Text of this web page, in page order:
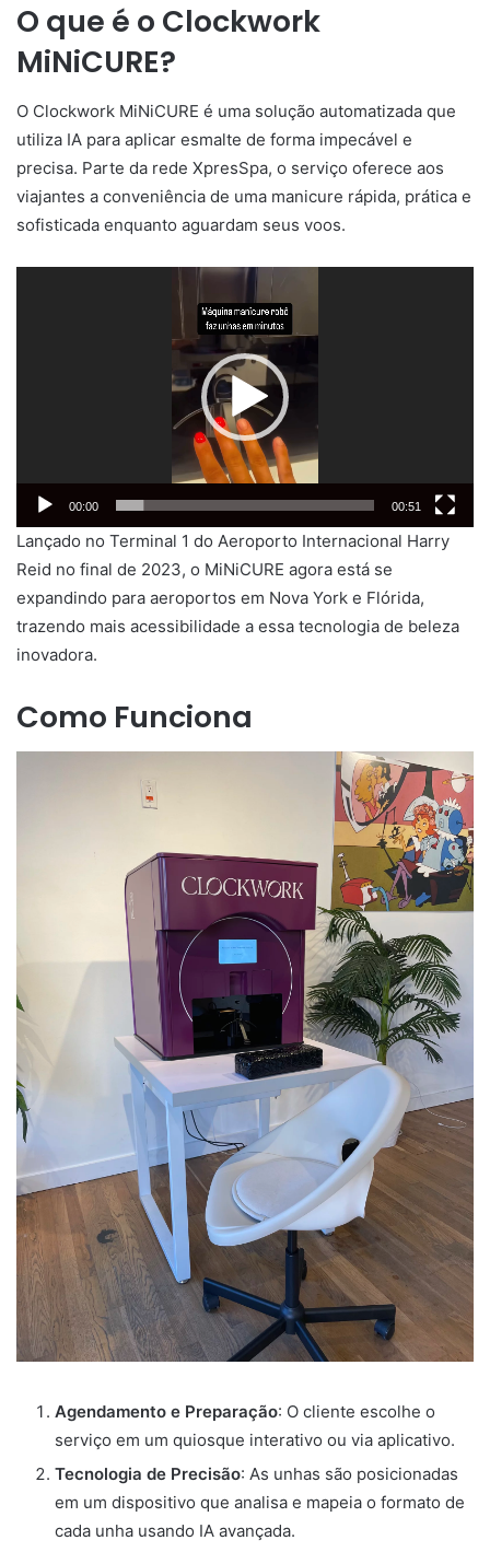
O que é o Clockwork
MiNiCURE?
O Clockwork MiNiCURE é uma solução automatizada que
utiliza IA para aplicar esmalte de forma impecável e
precisa. Parte da rede XpresSpa, o serviço oferece aos
viajantes a conveniência de uma manicure rápida, prática e
sofisticada enquanto aguardam seus voos.
00:00 00:51
Lançado no Terminal 1 do Aeroporto Internacional Harry
Reid no final de 2023, o MiNiCURE agora está se
expandindo para aeroportos em Nova York e Flórida,
trazendo mais acessibilidade a essa tecnologia de beleza
inovadora.
Como Funciona
Agendamento e Preparação: O cliente escolhe o
serviço em um quiosque interativo ou via aplicativo.
Tecnologia de Precisão: As unhas são posicionadas
em um dispositivo que analisa e mapeia o formato de
cada unha usando IA avançada.